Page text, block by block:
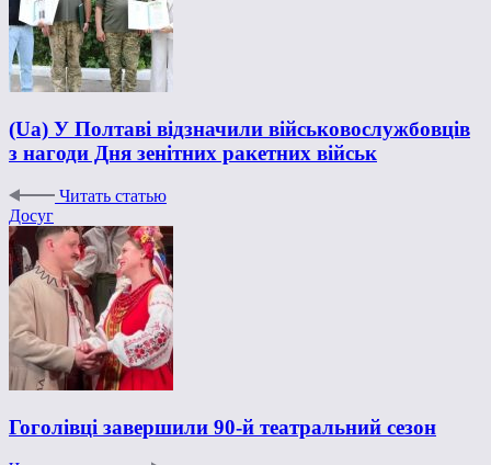
(Ua) У Полтаві відзначили військовослужбовців
з нагоди Дня зенітних ракетних військ
Читать статью
Досуг
Гоголівці завершили 90-й театральний сезон